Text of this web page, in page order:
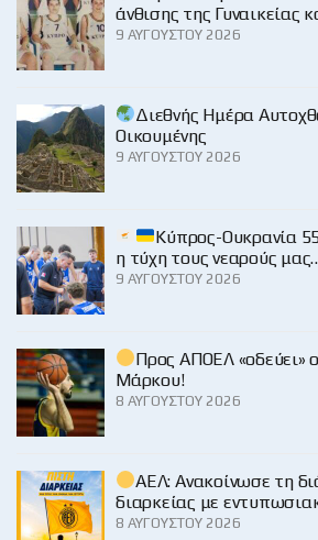
άνθισης της Γυναικείας
9 ΑΥΓΟΎΣΤΟΥ 2026
Διεθνής Ημέρα
Οικουμένης
9 ΑΥΓΟΎΣΤΟΥ 2026
Κύπρος-Ουκρανία
η τύχη τους νεαρούς
9 ΑΥΓΟΎΣΤΟΥ 2026
Προς ΑΠΟΕΛ «οδεύει»
Μάρκου!
8 ΑΥΓΟΎΣΤΟΥ 2026
ΑΕΛ: Ανακοίνωσε τη
διαρκείας με
8 ΑΥΓΟΎΣΤΟΥ 2026